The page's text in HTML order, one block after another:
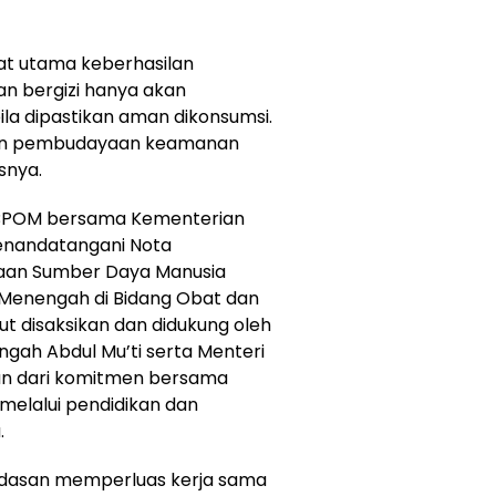
utama keberhasilan
bergizi hanya akan
dipastikan aman dikonsumsi.
pembudayaan keamanan
bersama Kementerian
Nota
Sumber Daya Manusia
di Bidang Obat dan
disaksikan dan didukung oleh
Abdul Mu’ti serta Menteri
dari komitmen bersama
pendidikan dan
memperluas kerja sama